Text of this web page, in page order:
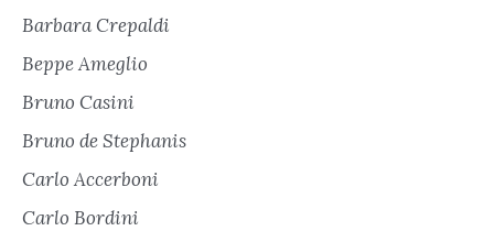
Barbara Crepaldi
Beppe Ameglio
Bruno Casini
Bruno de Stephanis
Carlo Accerboni
Carlo Bordini